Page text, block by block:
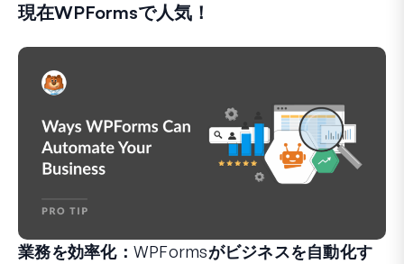
現在WPFormsで人気！
業務を効率化：WPFormsがビジネスを自動化す